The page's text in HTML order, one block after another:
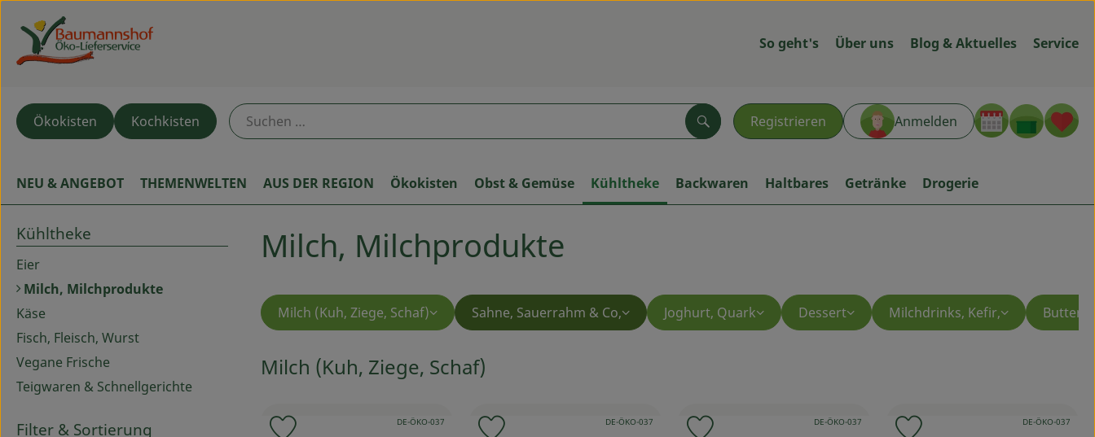
So geht's Über uns Blog & Aktuelles Service
Registrieren Anmelden
Suchen
Ökokisten Kochkisten
NEU & ANGEBOT THEMENWELTEN AUS DER REGION Ökokisten Obst & Gemüse Kühltheke Backwaren Haltbares Getränke Drogerie
Kühltheke
Eier
Milch, Milchprodukte
Käse
Fisch, Fleisch, Wurst
Vegane Frische
Teigwaren & Schnellgerichte
Filter & Sortierung
Milch, Milchprodukte
Milch (Kuh, Ziege, Schaf) Sahne, Sauerrahm & Co, Joghurt, Quark Dessert Milchdrinks, Kefir, Butter,
Milch (Kuh, Ziege, Schaf)
, Kontrollstelle:
DE-ÖKO-037 , Kontrollstelle:
DE-ÖKO-037 , Kontrollstelle:
DE-ÖKO-037 , Kontrollstelle:
DE-ÖKO-037